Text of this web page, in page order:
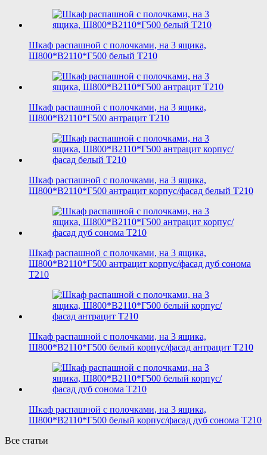
Шкаф распашной с полочками, на 3 ящика,
Ш800*В2110*Г500 белый T210
Шкаф распашной с полочками, на 3 ящика,
Ш800*В2110*Г500 антрацит T210
Шкаф распашной с полочками, на 3 ящика,
Ш800*В2110*Г500 антрацит корпус/фасад белый T210
Шкаф распашной с полочками, на 3 ящика,
Ш800*В2110*Г500 антрацит корпус/фасад дуб сонома
T210
Шкаф распашной с полочками, на 3 ящика,
Ш800*В2110*Г500 белый корпус/фасад антрацит T210
Шкаф распашной с полочками, на 3 ящика,
Ш800*В2110*Г500 белый корпус/фасад дуб сонома T210
Все статьи